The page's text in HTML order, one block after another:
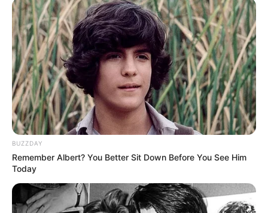
ТЦК
У Ясінянській громаді відкрили черговий простір
психологічної підтримки (фото)
Катування, кайданки та незаконне утримання
людей: працівника Ужгородського ТЦК
судитимуть, дії ще двох його колег розслідує ДБР
(відео)
«Батько був би живий»: на Закарпатті
злочинець, чекаючи 7 років на вирок, побив до
смерті пенсіонера
BUZZDAY
Remember Albert? You Better Sit Down Before You See Him
Today